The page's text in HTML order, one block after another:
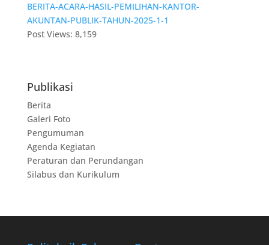
BERITA-ACARA-HASIL-PEMILIHAN-KANTOR-
AKUNTAN-PUBLIK-TAHUN-2025-1-1
Post Views: 8,159
Publikasi
Berita
Galeri Foto
Pengumuman
Agenda Kegiatan
Peraturan dan Perundangan
Silabus dan Kurikulum